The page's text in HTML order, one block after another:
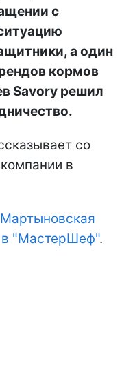
с
а один
кормов
Savory решил
со
в
Мартыновская
в "МастерШеф".